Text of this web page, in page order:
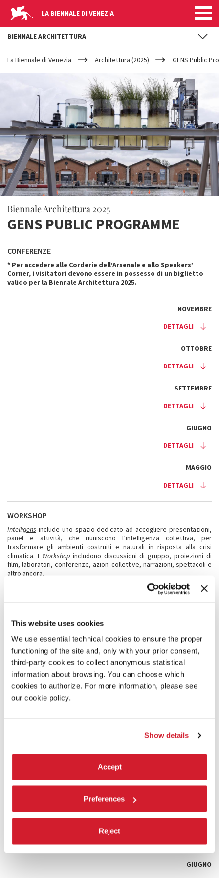
This website uses cookies
We use essential technical cookies to ensure the proper
functioning of the site and, only with your prior consent,
third-party cookies to collect anonymous statistical
information about browsing. You can choose which
cookies to authorize. For more information, please see
our cookie policy.
Show details
Accept
Preferences
Reject
LA BIENNALE DI VENEZIA
YOUR
ARE
HERE
La Biennale di Venezia Architettura (2025) GENS Public
Biennale Architettura 2025
GENS PUBLIC PROGRAMME
CONFERENZE
* Per accedere alle Corderie dell’Arsenale e allo Speakers’
Corner, i visitatori devono essere in possesso di un biglietto
valido per la Biennale Architettura 2025.
NOVEMBRE
DETTAGLI
OTTOBRE
DETTAGLI
SETTEMBRE
DETTAGLI
GIUGNO
DETTAGLI
MAGGIO
DETTAGLI
WORKSHOP
Intelligens include uno spazio dedicato ad accogliere presentazioni,
panel e attività, che riuniscono l’intelligenza collettiva, per
trasformare gli ambienti costruiti e naturali in risposta alla crisi
climatica. I Workshopincludono discussioni di gruppo, proiezioni di
film, laboratori, conferenze, azioni collettive, narrazioni, spettacoli e
altro ancora.
animano lo Speakers’ Corner — un luogo centrale
del Programma Pubblico GENS situato nelle Corderie dell’Arsenale —
quasi quotidianamente, invitando i visitatori a partecipare a
Internazionale di Architettura.
Tutti i workshop si svolgono allo Speakers’ Corner delle
Corderie dell’Arsenale.
I visitatori devono essere in possesso di un biglietto valido
per la Biennale Architettura 2025.
SETTEMBRE
DETTAGLI
GIUGNO
BIENNALE ARCHITETTURA